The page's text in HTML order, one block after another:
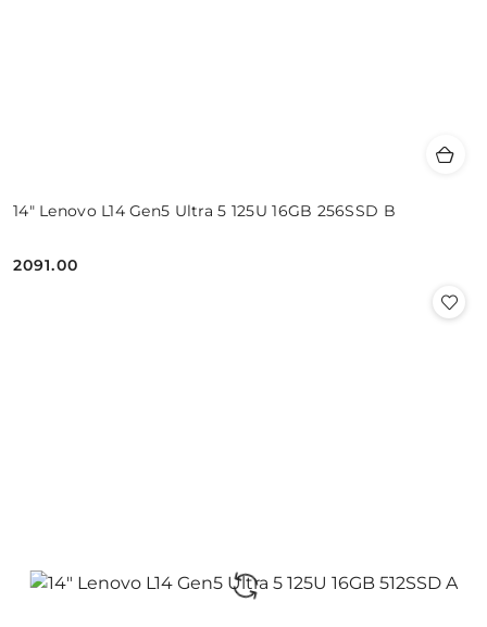
14" Lenovo L14 Gen5 Ultra 5 125U 16GB 256SSD B
Cena:
2091.00